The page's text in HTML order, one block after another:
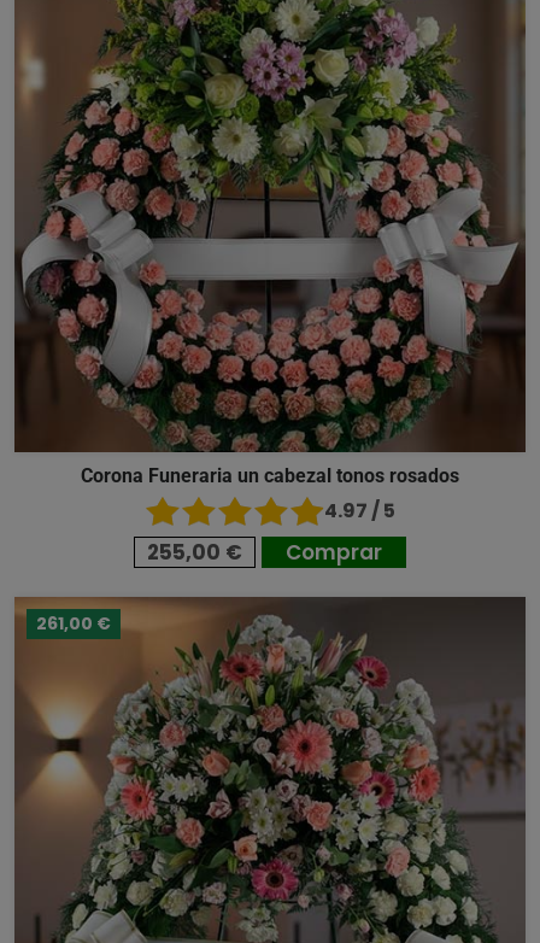
Corona Funeraria un cabezal tonos rosados
4.97 / 5
255,00 € Comprar
261,00 €